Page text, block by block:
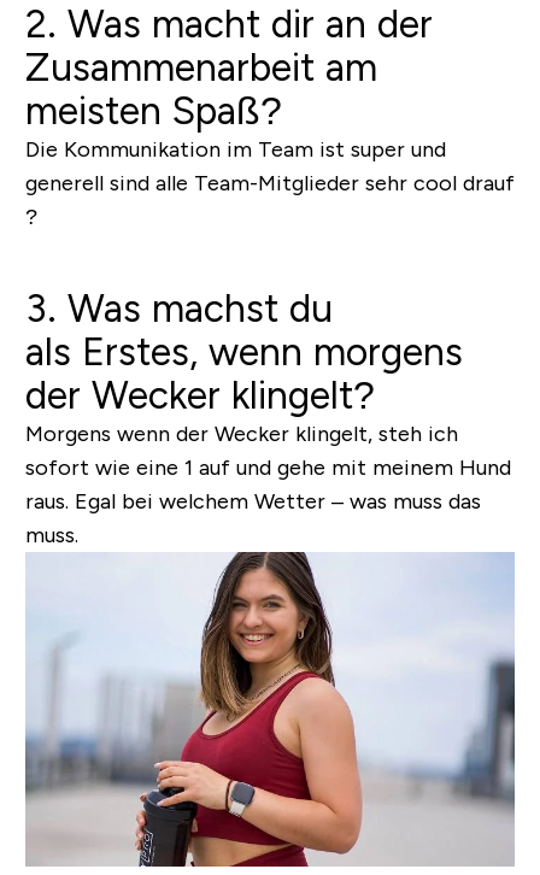
2. Was macht dir an der
Zusammenarbeit am
meisten Spaß?
Die Kommunikation im Team ist super und
generell sind alle Team-Mitglieder sehr cool drauf
?
3. Was machst du
als Erstes, wenn morgens
der Wecker klingelt?
Morgens wenn der Wecker klingelt, steh ich
sofort wie eine 1 auf und gehe mit meinem Hund
raus. Egal bei welchem Wetter – was muss das
muss.